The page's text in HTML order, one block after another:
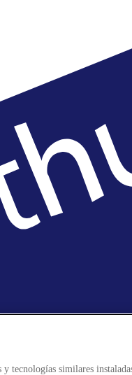
tecnologías similares